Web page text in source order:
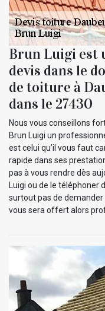
Brun Luigi est
devis dans le
de toiture à
dans le 27430
Nous vous conseillons
Brun Luigi un
est celui qu’il vous faut
rapide dans ses
pas à vous rendre dès
Luigi ou de le téléphoner
surtout pas de demander
vous sera offert alors